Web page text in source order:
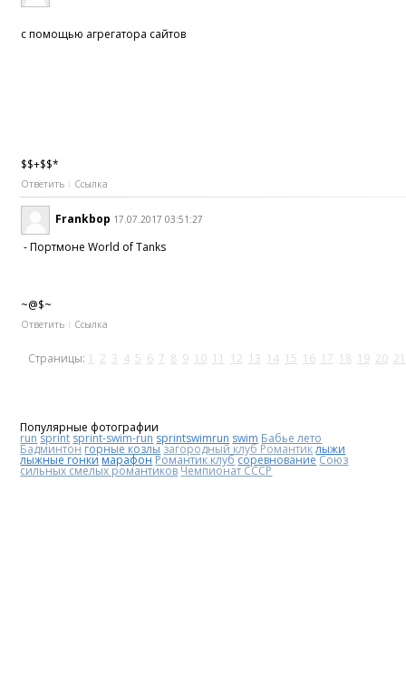
с помощью агрегатора сайтов
$$+$$*
Ответить Ссылка
Frankbop 17.07.2017 03:51:27
- Портмоне World of Tanks
~@$~
Ответить Ссылка
Страницы: 1 2 3 4 5 6 7 8 9 10 11 12 13 14 15 16 17 18 19 20 21
Популярные фотографии
run sprint sprint-swim-run sprintswimrun swim Бабье лето
Бадминтонгорные козлы загородный клуб Романтиклыжи
лыжные гонки марафонРомантик клубсоревнованиеСоюз
сильных смелых романтиковЧемпионат СССР